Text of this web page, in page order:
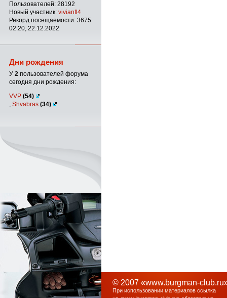
Пользователей: 28192
Новый участник: vivianfl4
Рекорд посещаемости: 3675
02:20, 22.12.2022
Дни рождения
У 2 пользователей форума
сегодня дни рождения:
VVP (54)
Shvabras (34)
© 2007 «www.burgman-
При использовании материалов ссылка